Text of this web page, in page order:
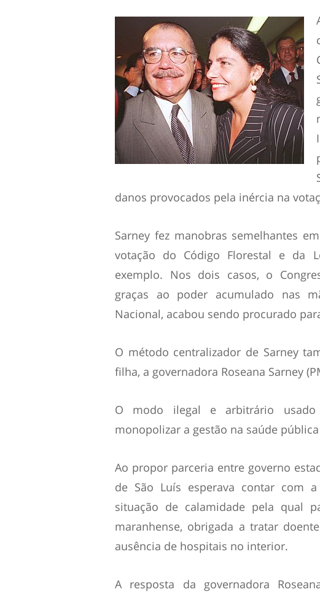
danos provocados pela inércia na
Sarney fez manobras semelhantes
votação do Código Florestal e da
exemplo. Nos dois casos, o
graças ao poder acumulado nas
Nacional, acabou sendo procurado
O método centralizador de Sarney
filha, a governadora Roseana Sarney
O modo ilegal e arbitrário
monopolizar a gestão na saúde
Ao propor parceria entre governo
de São Luís esperava contar com
situação de calamidade pela qual
maranhense, obrigada a tratar
ausência de hospitais no interior.
A resposta da governadora